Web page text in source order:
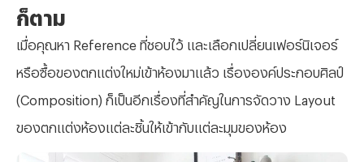
ก็ตาม
เมื่อคุณหา Reference ที่ชอบไว้ และเลือกเปลี่ยนเฟอร์นิเจอร์
หรือซื้อของตกแต่งใหม่เข้าห้องมาแล้ว เรื่ององค์ประกอบศิลป์
(Composition) ก็เป็นอีกเรื่องที่สำคัญในการจัดวาง Layout
ของตกแต่งห้องแต่ละชิ้นให้เข้ากับแต่ละมุมของห้อง